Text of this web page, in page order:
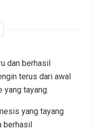
dan berhasil
terus dari awal
tayang.
yang tayang
berhasil